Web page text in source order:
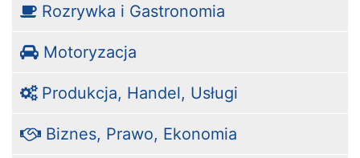
Rozrywka i Gastronomia
Motoryzacja
Produkcja, Handel, Usługi
Biznes, Prawo, Ekonomia